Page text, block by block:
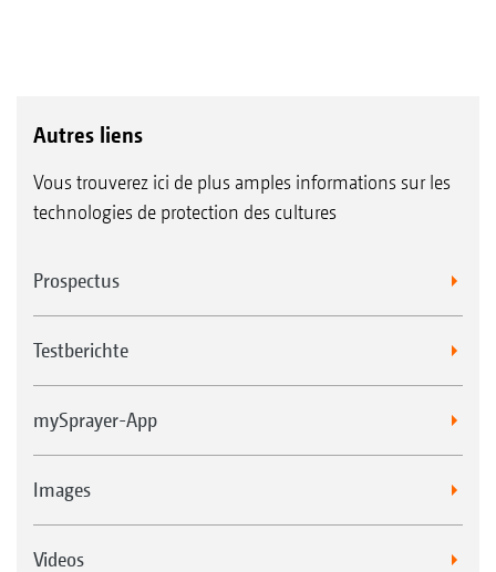
Autres liens
Vous trouverez ici de plus amples informations sur les
technologies de protection des cultures
Prospectus
Testberichte
mySprayer-App
Images
Videos